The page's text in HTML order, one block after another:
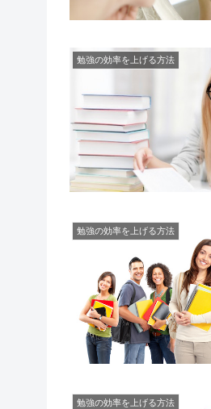
勉強の効率を上げる方法
勉強の効率を上げる方法
勉強の効率を上げる方法